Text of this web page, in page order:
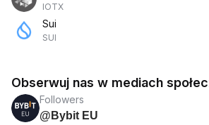
IOTX
Sui
SUI
Obserwuj nas w mediach
Followers
@Bybit EU